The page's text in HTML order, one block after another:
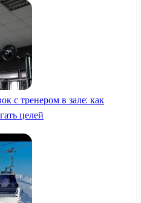
с тренером в зале: как
целей